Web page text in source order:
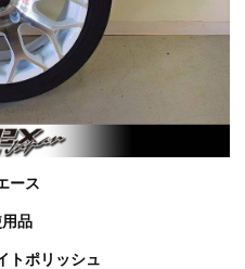
ース
品
トポリッシュ